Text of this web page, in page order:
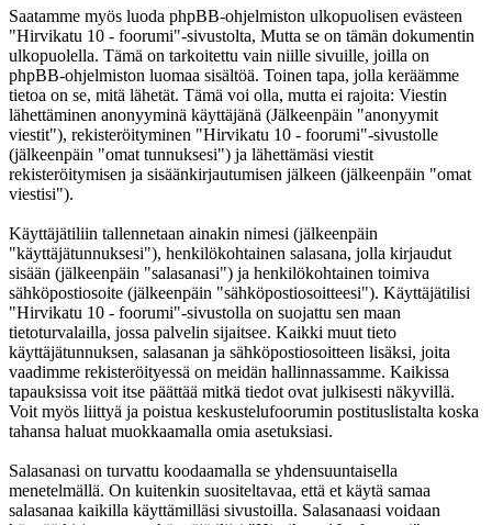
Saatamme myös luoda phpBB-ohjelmiston ulkopuolisen evästeen
"Hirvikatu 10 - foorumi"-sivustolta, Mutta se on tämän dokumentin
ulkopuolella. Tämä on tarkoitettu vain niille sivuille, joilla on
phpBB-ohjelmiston luomaa sisältöä. Toinen tapa, jolla keräämme
tietoa on se, mitä lähetät. Tämä voi olla, mutta ei rajoita: Viestin
lähettäminen anonyyminä käyttäjänä (Jälkeenpäin "anonyymit
viestit"), rekisteröityminen "Hirvikatu 10 - foorumi"-sivustolle
(jälkeenpäin "omat tunnuksesi") ja lähettämäsi viestit
rekisteröitymisen ja sisäänkirjautumisen jälkeen (jälkeenpäin "omat
viestisi").
Käyttäjätiliin tallennetaan ainakin nimesi (jälkeenpäin
"käyttäjätunnuksesi"), henkilökohtainen salasana, jolla kirjaudut
sisään (jälkeenpäin "salasanasi") ja henkilökohtainen toimiva
sähköpostiosoite (jälkeenpäin "sähköpostiosoitteesi"). Käyttäjätilisi
"Hirvikatu 10 - foorumi"-sivustolla on suojattu sen maan
tietoturvalailla, jossa palvelin sijaitsee. Kaikki muut tieto
käyttäjätunnuksen, salasanan ja sähköpostiosoitteen lisäksi, joita
vaadimme rekisteröityessä on meidän hallinnassamme. Kaikissa
tapauksissa voit itse päättää mitkä tiedot ovat julkisesti näkyvillä.
Voit myös liittyä ja poistua keskustelufoorumin postituslistalta koska
tahansa haluat muokkaamalla omia asetuksiasi.
Salasanasi on turvattu koodaamalla se yhdensuuntaisella
menetelmällä. On kuitenkin suositeltavaa, että et käytä samaa
salasanaa kaikilla käyttämilläsi sivustoilla. Salasanaasi voidaan